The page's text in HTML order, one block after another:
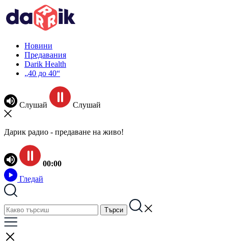
Новини
Предавания
Darik Health
„40 до 40“
Слушай Слушай
Дарик радио - предаване на живо!
00:00
Гледай